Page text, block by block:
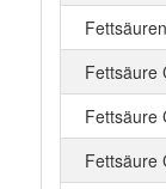
Fettsäure
Fettsäure
Fettsäure